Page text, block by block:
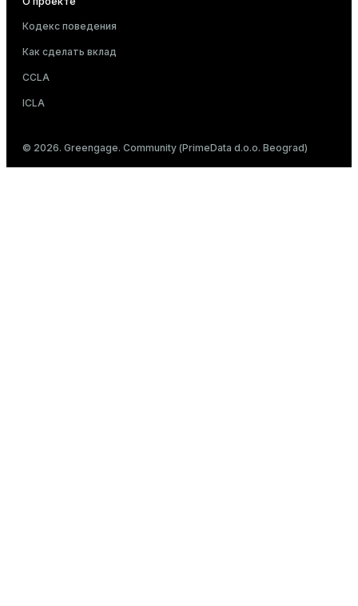
Кодекс поведения
Как сделать вклад
CCLA
ICLA
© 2026. Greengage. Community (PrimeData d.o.o. Beograd)